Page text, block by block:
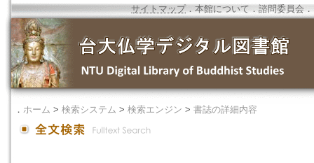
サイトマップ．本館について ． 諮問委員会 ．
． ホーム > 検索システム > 検索エンジン > 書誌の詳細内容